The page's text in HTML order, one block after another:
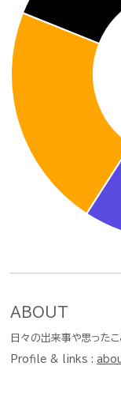
ABOUT
日々の出来事や思った
Profile & links :